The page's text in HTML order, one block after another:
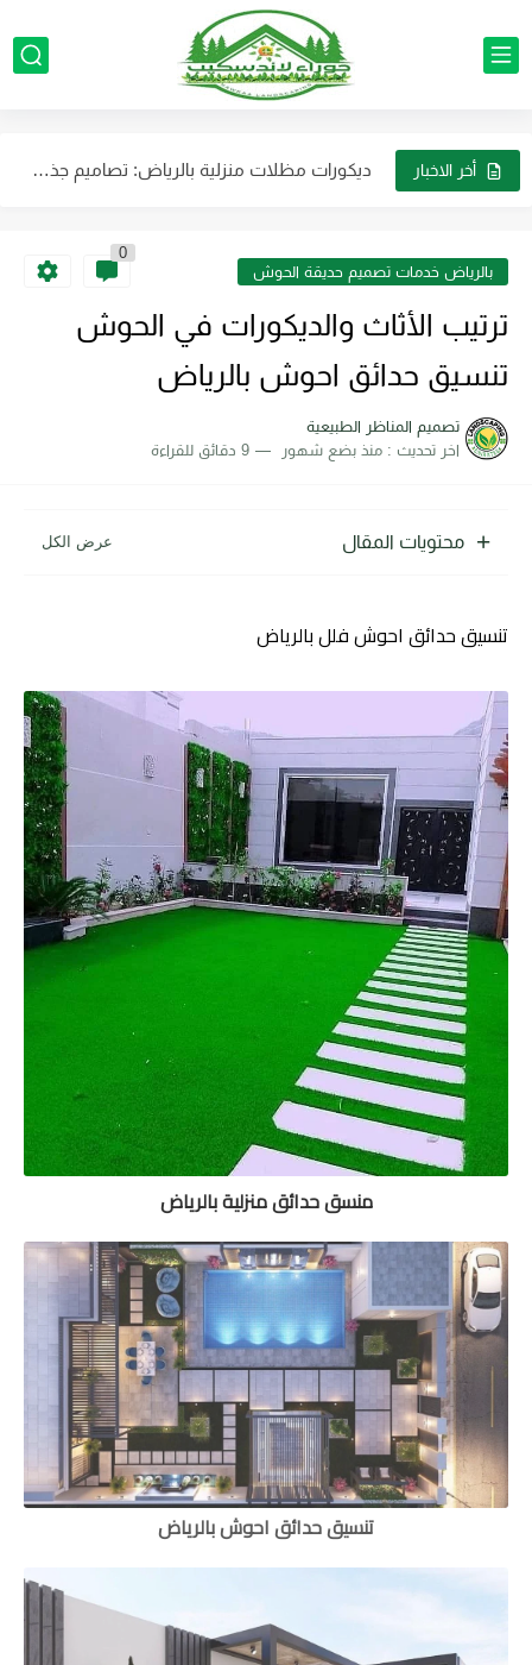
أخر الاخبار
تنسيق حدائق احواض زرع بالرياض لتوفير مساحة وتضفي لمسة جمالية...
تصميم الأحواض الزراعية الرياض: حول فناء منزلك إلى واحة غناء...
أفضل شركة لتنسيق حدائق الفلل والمنازل في الرياض بأرخص الأسعار بالرياض خدمات تصميم حديقة الحوش
0
ترتيب الأثاث والديكورات في الحوش
تنسيق حدائق احوش بالرياض
تصميم المناظر الطبيعية
اخر تحديث : منذ بضع شهور 9 دقائق للقراءة
محتويات المقال
تنسيق حدائق احوش فلل بالرياض
منسق حدائق منزلية بالرياض
تنسيق حدائق احوش بالرياض